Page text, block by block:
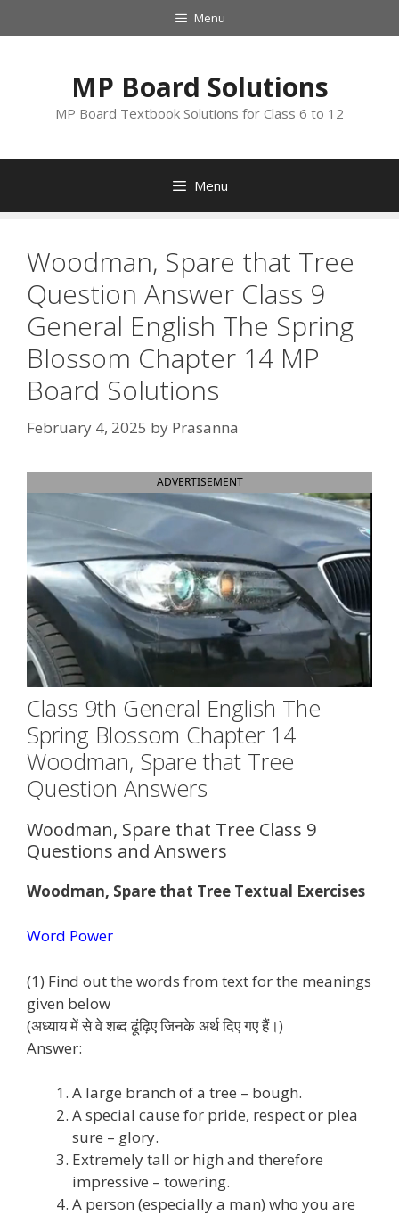
to
Menu
MP Board Solutions
MP Board Textbook Solutions for Class 6 to 12
Menu
Woodman, Spare that Tree
Question Answer Class 9
General English The Spring
Blossom Chapter 14 MP
Board Solutions
February 4, 2025 by Prasanna
ADVERTISEMENT
Class 9th General English The
Spring Blossom Chapter 14
Woodman, Spare that Tree
Question Answers
Woodman, Spare that Tree Class 9
Questions and Answers
Woodman, Spare that Tree Textual Exercises
Word Power
(1) Find out the words from text for the meanings
given below
(अध्याय में से वे शब्द ढूंढ़िए जिनके अर्थ दिए गए हैं।)
Answer:
A large branch of a tree – bough.
A special cause for pride, respect or plea
sure – glory.
Extremely tall or high and therefore
impressive – towering.
A person (especially a man) who you are